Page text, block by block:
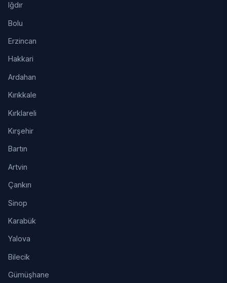
Iğdır
Bolu
Erzincan
Hakkari
Ardahan
Kırıkkale
Kırklareli
Kırşehir
Bartın
Artvin
Çankırı
Sinop
Karabük
Yalova
Bilecik
Gümüşhane